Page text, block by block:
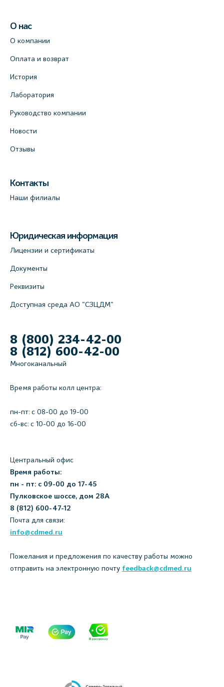
О нас
О компании
Оплата и возврат
История
Лаборатория
Руководство компании
Новости
Отзывы
Контакты
Наши филиалы
Юридическая информация
Лицензии и сертификаты
Документы
Реквизиты
Доступная среда АО "СЗЦДМ"
8 (800) 234-42-00
8 (812) 600-42-00
Многоканальный
Время работы колл центра:
пн-пт: c 08-00 до 19-00
сб-вс: с 10-00 до 16-00
Центральный офис
Время работы:
пн - пт: с 09-00 до 17-45
Пулковское шоссе, дом 28А
8 (812) 600-47-12
Почта для связи:
info@cdmed.ru
Пожелания и предложения по качеству работы можно
отправить на электронную почту feedback@cdmed.ru